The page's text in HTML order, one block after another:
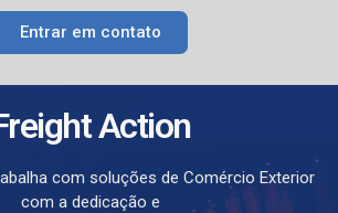
Entrar em contato
Action
com soluções de Comércio Exterior
com a dedicação e